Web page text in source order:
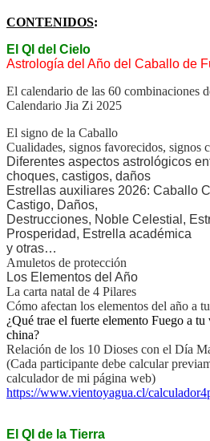
CONTENIDOS:
El QI del Cielo
Astrología del Año del Caballo de
El calendario de las 60 combinaciones
Calendario Jia Zi 2025
El signo de la Caballo
Cualidades, signos favorecidos, signos
Diferentes aspectos astrológicos
choques, castigos, daños
Estrellas auxiliares 2026: Caballo
Castigo, Daños,
Destrucciones, Noble Celestial ,
Prosperidad, Estrella académica
y otras…
Amuletos de protección
Los E lementos del Año
La carta natal de 4 Pilares
Cómo afectan los elementos del año a
¿Qué trae el fuerte elemento Fuego a
china?
Relación de los 10 Dioses con el Día
(Cada participante debe calcular
calculador de mi página web)
https://www.vientoyagua.cl/
El QI de la Tierra